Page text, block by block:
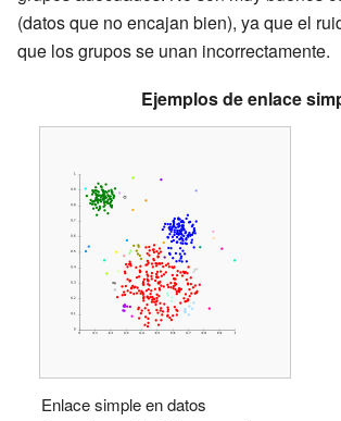
(datos que no encajan bien), ya que el
que los grupos se unan incorrectamente.
Ejemplos de enlace
Enlace simple en datos